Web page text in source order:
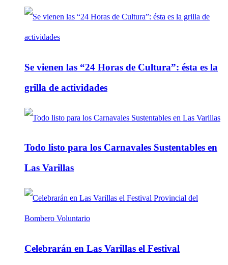
Se vienen las “24 Horas de Cultura”: ésta es la
grilla de actividades
Todo listo para los Carnavales Sustentables en
Las Varillas
Celebrarán en Las Varillas el Festival